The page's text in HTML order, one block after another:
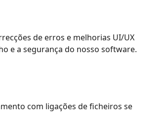
de erros e melhorias UI/UX
e a segurança do nosso software.
com ligações de ficheiros se